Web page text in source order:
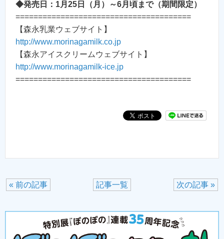
◆発売日：1月25日（月）～6月頃まで（期間限定）
=======================================
【森永乳業ウェブサイト】
http://www.morinagamilk.co.jp
【森永アイスクリームウェブサイト】
http://www.morinagamilk-ice.jp
=======================================
次の記事 »
記事一覧
« 前の記事